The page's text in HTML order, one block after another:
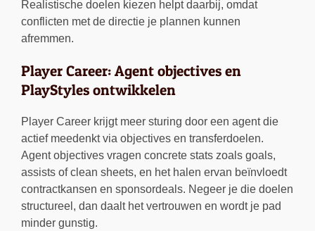
Realistische doelen kiezen helpt daarbij, omdat
conflicten met de directie je plannen kunnen
afremmen.
Player Career: Agent objectives en
PlayStyles ontwikkelen
Player Career krijgt meer sturing door een agent die
actief meedenkt via objectives en transferdoelen.
Agent objectives vragen concrete stats zoals goals,
assists of clean sheets, en het halen ervan beïnvloedt
contractkansen en sponsordeals. Negeer je die doelen
structureel, dan daalt het vertrouwen en wordt je pad
minder gunstig.